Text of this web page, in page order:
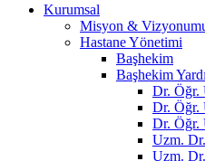
Kurumsal
Misyon &
Hastane Yönetimi
Başhekim
Başhekim
Dr.
Dr.
Dr. Öğr.
Uzm.
Uzm.